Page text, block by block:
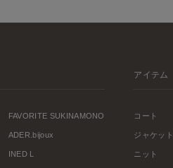
FAVORITE SUKINAMONO
ADER.bijoux
INED L
アイテム
コート
ジャケット
ニット